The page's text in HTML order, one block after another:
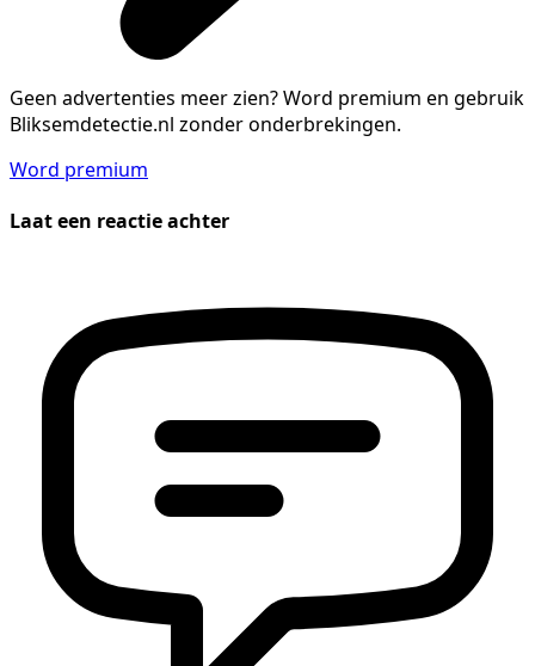
Geen advertenties meer zien?Word premium en gebruik
Bliksemdetectie.nl zonder onderbrekingen.
Word premium
Laat een reactie achter